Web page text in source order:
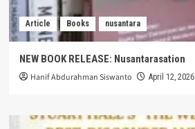
Article Books nusantara
NEW BOOK RELEASE: Nusantarasation
Hanif Abdurahman Siswanto April 12, 2026